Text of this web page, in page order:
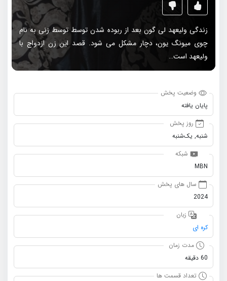
زندگی ولیعهد لی گون بعد از ربوده شدن توسط توسط زنی به نام
چوی میونگ یون، دچار مشکل می شود. قصد این زن ازدواج با
ولیعهد است…
وضعیت پخش
پایان یافته
روز پخش
شنبه, یک‌شنبه
شبکه
MBN
سال های پخش
2024
زبان
کره ای
مدت زمان
60 دقیقه
تعداد قسمت ها